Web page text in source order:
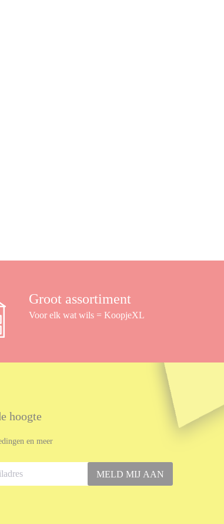
Groot assortiment
Voor elk wat wils = KoopjeXL
hoogte
en meer
MELD MIJ AAN